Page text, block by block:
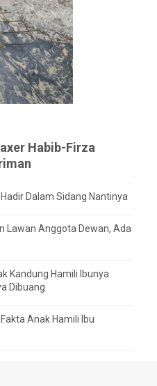
Habib-Firza
Dalam Sidang Nantinya
Lawan Anggota Dewan, Ada
Kandung Hamili Ibunya
Dibuang
Anak Hamili Ibu